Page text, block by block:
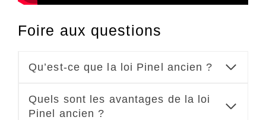
Foire aux questions
Qu’est-ce que la loi Pinel ancien ?
Quels sont les avantages de la loi
Pinel ancien ?